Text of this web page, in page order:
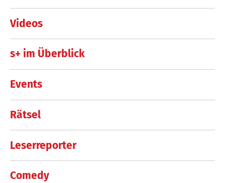
Videos
s+ im Überblick
Events
Rätsel
Leserreporter
Comedy